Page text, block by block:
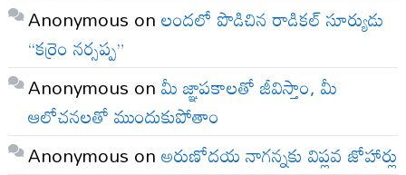
Anonymous onలందలో పొడిచిన రాడికల్ సూర్యుడు
“కర్రెం నర్సప్ప”
Anonymous onమీ జ్ఞాపకాలతో జీవిస్తాం, మీ
ఆలోచనలతో ముందుకుపోతాం
Anonymous onఅరుణోదయ నాగన్నకు విప్లవ జోహార్లు